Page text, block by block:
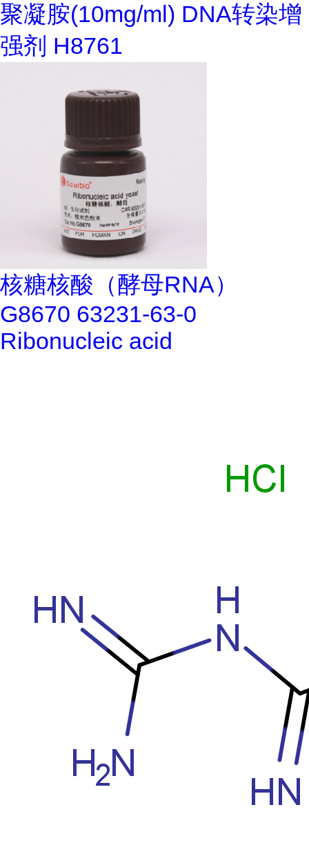
聚凝胺(10mg/ml) DNA转染增
强剂 H8761
核糖核酸（酵母RNA）
G8670 63231-63-0
Ribonucleic acid